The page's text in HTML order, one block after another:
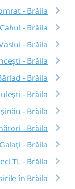
- Brăila
- Brăila
- Brăila
- Brăila
- Brăila
- Brăila
- Brăila
- Brăila
- Brăila
TL - Brăila
în Brăila